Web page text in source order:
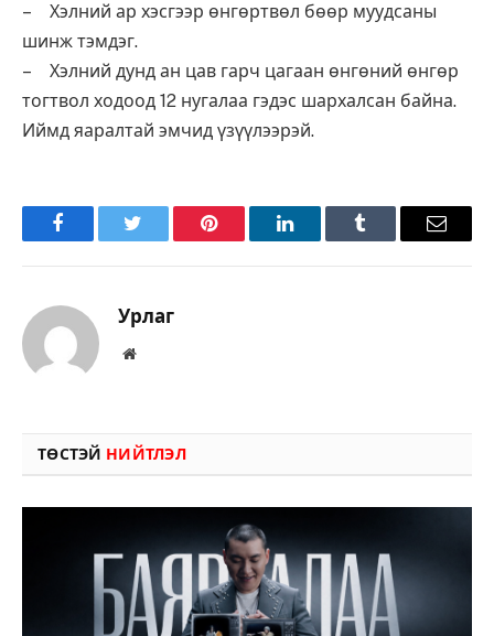
– Хэлний ар хэсгээр өнгөртвөл бөөр муудсаны
шинж тэмдэг.
– Хэлний дунд ан цав гарч цагаан өнгөний өнгөр
тогтвол ходоод 12 нугалаа гэдэс шархалсан байна.
Иймд яаралтай эмчид үзүүлээрэй.
FacebookTwitter Pinterest LinkedInTumblr Имэйл
Урлаг
Вэбсайт
ТӨСТЭЙ НИЙТЛЭЛ